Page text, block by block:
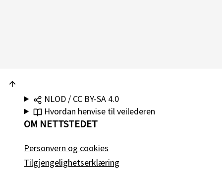
NLOD / CC BY-SA 4.0
Hvordan henvise til veilederen
OM NETTSTEDET
Personvern og cookies
Tilgjengelighetserklæring